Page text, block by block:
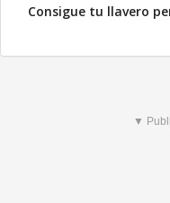
Consigue tu llavero
▼